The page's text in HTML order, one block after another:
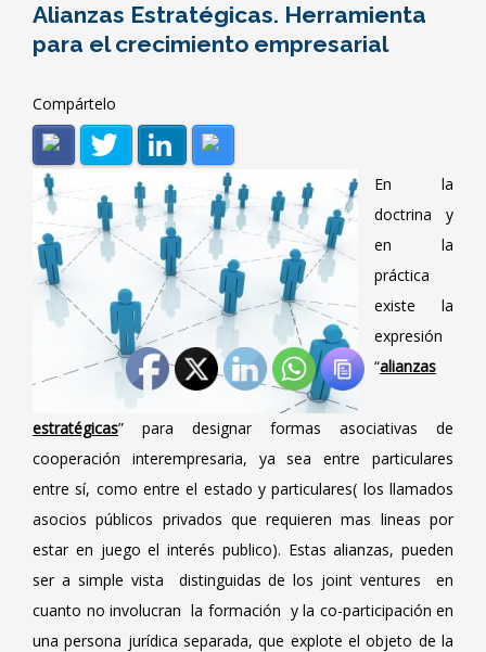
Alianzas Estratégicas. Herramienta
para el crecimiento empresarial
Compártelo
En la
doctrina y
en la
práctica
existe la
expresión
“alianzas
estratégicas” para designar formas asociativas de
cooperación interempresaria, ya sea entre particulares
entre sí, como entre el estado y particulares( los llamados
asocios públicos privados que requieren mas lineas por
estar en juego el interés publico). Estas alianzas, pueden
ser a simple vista distinguidas de los joint ventures en
cuanto no involucran la formación y la co-participación en
una persona jurídica separada, que explote el objeto de la